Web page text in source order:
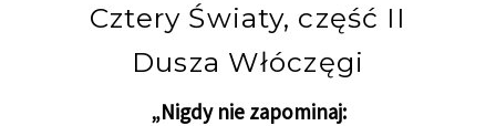
Cztery Światy, część II
Dusza Włóczęgi
„Nigdy nie zapominaj: